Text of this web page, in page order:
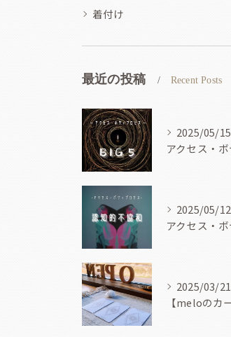
着付け
最近の投稿 Recent Posts
2025/05/15
2025/05/12
2025/03/21